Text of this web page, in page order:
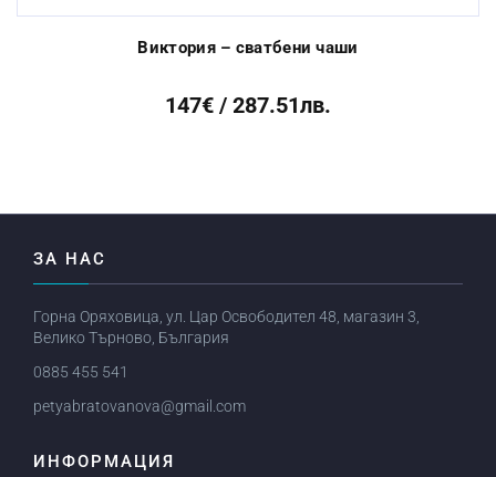
Виктория – сватбени чаши
147€ / 287.51лв.
ЗА НАС
Горна Оряховица, ул. Цар Освободител 48, магазин 3,
Велико Търново, България
0885 455 541
petyabratovanova@gmail.com
ИНФОРМАЦИЯ